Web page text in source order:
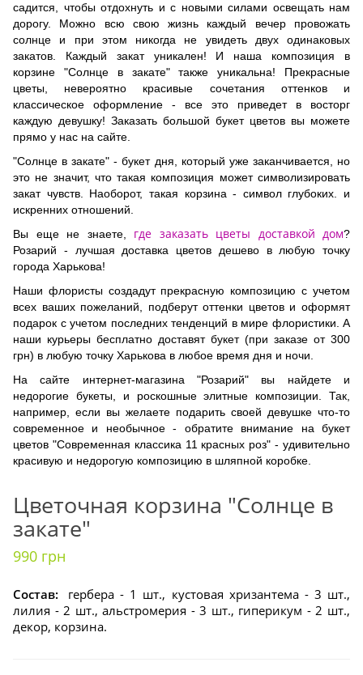
садится, чтобы отдохнуть и с новыми силами освещать нам
дорогу. Можно всю свою жизнь каждый вечер провожать
солнце и при этом никогда не увидеть двух одинаковых
закатов. Каждый закат уникален! И наша композиция в
корзине "Солнце в закате" также уникальна! Прекрасные
цветы, невероятно красивые сочетания оттенков и
классическое оформление - все это приведет в восторг
каждую девушку! Заказать большой букет цветов вы можете
прямо у нас на сайте.
"Солнце в закате" - букет дня, который уже заканчивается, но
это не значит, что такая композиция может символизировать
закат чувств. Наоборот, такая корзина - символ глубоких. и
искренних отношений.
Вы еще не знаете, где заказать цветы доставкой дом?
Розарий - лучшая доставка цветов дешево в любую точку
города Харькова!
Наши флористы создадут прекрасную композицию с учетом
всех ваших пожеланий, подберут оттенки цветов и оформят
подарок с учетом последних тенденций в мире флористики. А
наши курьеры бесплатно доставят букет (при заказе от 300
грн) в любую точку Харькова в любое время дня и ночи.
На сайте интернет-магазина "Розарий" вы найдете и
недорогие букеты, и роскошные элитные композиции. Так,
например, если вы желаете подарить своей девушке что-то
современное и необычное - обратите внимание на букет
цветов "Современная классика 11 красных роз" - удивительно
красивую и недорогую композицию в шляпной коробке.
Цветочная корзина "Солнце в
закате"
990 грн
Состав:
гербера - 1 шт., кустовая хризантема - 3 шт.,
лилия - 2 шт., альстромерия - 3 шт., гиперикум - 2 шт.,
декор, корзина.